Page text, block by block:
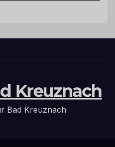
Kreuznach
Bad Kreuznach